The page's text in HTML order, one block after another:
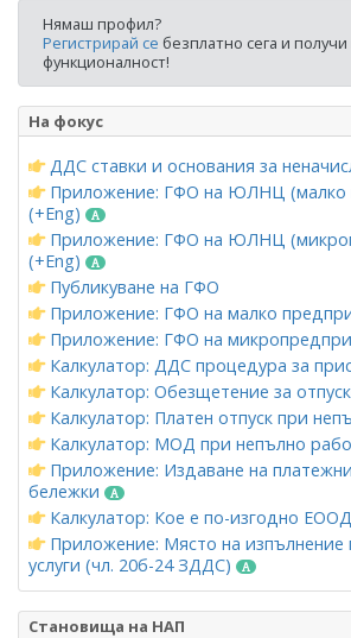
Нямаш профил?
Регистрирай се безплатно сега и
функционалност!
На фокус
ДДС ставки и основания за
Приложение: ГФО на ЮЛНЦ (малко
(+Eng)
Приложение: ГФО на ЮЛНЦ
(+Eng)
Публикуване на ГФО
Приложение: ГФО на малко
Приложение: ГФО на
Калкулатор: ДДС процедура за
Калкулатор: Обезщетение за
Калкулатор: Платен отпуск при
Калкулатор: МОД при непълно
Приложение: Издаване на
бележки
Калкулатор: Кое е по-изгодно
Приложение: Място на изпълнение
услуги (чл. 20б-24 ЗДДС)
Становища на НАП